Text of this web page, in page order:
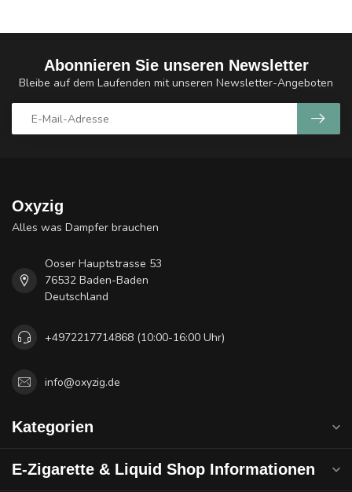
Abonnieren Sie unseren Newsletter
Bleibe auf dem Laufenden mit unseren Newsletter-Angeboten
Oxyzig
Alles was Dampfer brauchen
Ooser Hauptstrasse 53
76532 Baden-Baden
Deutschland
+4972217714868 (10:00-16:00 Uhr)
info@oxyzig.de
Kategorien
E-Zigarette & Liquid Shop Informationen